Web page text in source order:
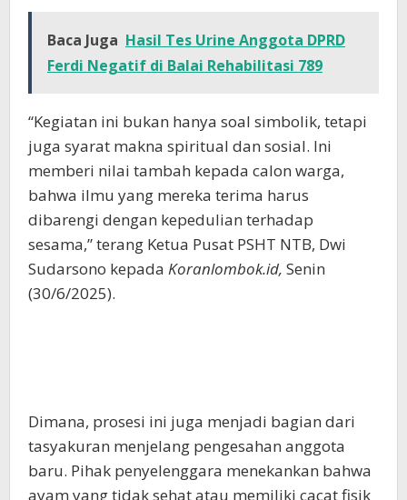
Baca Juga Hasil Tes Urine Anggota DPRD
Ferdi Negatif di Balai Rehabilitasi 789
“Kegiatan ini bukan hanya soal simbolik, tetapi
juga syarat makna spiritual dan sosial. Ini
memberi nilai tambah kepada calon warga,
bahwa ilmu yang mereka terima harus
dibarengi dengan kepedulian terhadap
sesama,” terang Ketua Pusat PSHT NTB, Dwi
Sudarsono kepada Koranlombok.id, Senin
(30/6/2025).
Dimana, prosesi ini juga menjadi bagian dari
tasyakuran menjelang pengesahan anggota
baru. Pihak penyelenggara menekankan bahwa
ayam yang tidak sehat atau memiliki cacat fisik